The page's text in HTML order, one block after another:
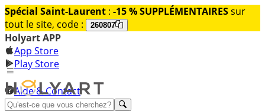
Spécial Saint-Laurent : -15 % SUPPLÉMENTAIRESsur
tout le site, code :
260807
Holyart APP
App Store
Play Store
Aide & Contact
Découvrez Premium